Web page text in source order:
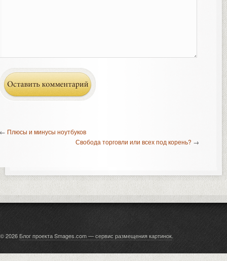
Плюсы и минусы ноутбуков
Свобода торговли или всех под корень? →
© 2026 Блог проекта Smages.com — сервис размещения картинок.